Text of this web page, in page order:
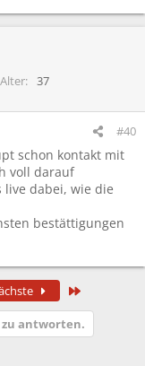
Alter
37
#40
schon kontakt mit
voll darauf
live dabei, wie die
bestättigungen
zu antworten.